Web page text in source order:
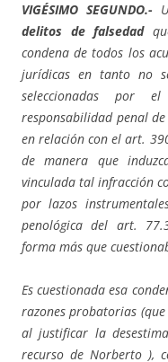
VIGÉSIMO SEGUNDO.-
delitos de falsedad
condena de todos los
jurídicas en tanto no
seleccionadas por
responsabilidad penal
en relación con el art.
de manera que
vinculada tal infracción
por lazos
penológica del art.
forma más que
Es cuestionada esa
razones probatorias
al justificar la
recurso de Norberto ),